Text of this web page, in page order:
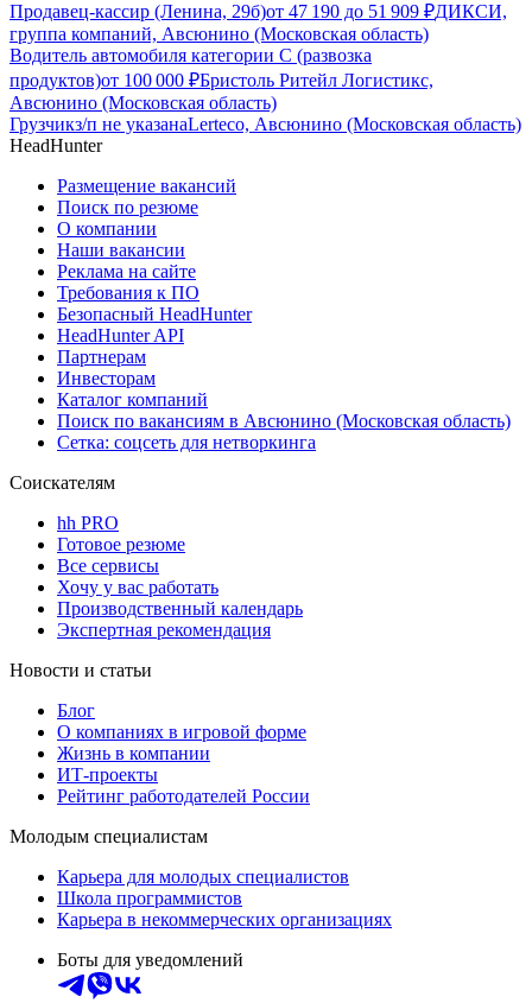
Продавец-кассир (Ленина, 29б)от 47 190 до 51 909 ₽ДИКСИ,
группа компаний, Авсюнино (Московская область)
Водитель автомобиля категории C (развозка
продуктов)от 100 000 ₽Бристоль Ритейл Логистикс,
Авсюнино (Московская область)
Грузчикз/п не указанаLerteco, Авсюнино (Московская область)
HeadHunter
Размещение вакансий
Поиск по резюме
О компании
Наши вакансии
Реклама на сайте
Требования к ПО
Безопасный HeadHunter
HeadHunter API
Партнерам
Инвесторам
Каталог компаний
Поиск по вакансиям в Авсюнино (Московская область)
Сетка: соцсеть для нетворкинга
Соискателям
hh PRO
Готовое резюме
Все сервисы
Хочу у вас работать
Производственный календарь
Экспертная рекомендация
Новости и статьи
Блог
О компаниях в игровой форме
Жизнь в компании
ИТ-проекты
Рейтинг работодателей России
Молодым специалистам
Карьера для молодых специалистов
Школа программистов
Карьера в некоммерческих организациях
Боты для уведомлений